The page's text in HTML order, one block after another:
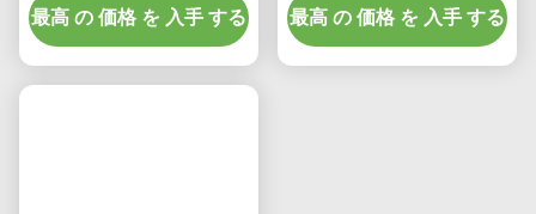
浄
最高 の 価格 を 入手 する
療法デバイス
最高 の 価格 を 入手 する